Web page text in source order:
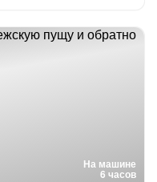
На машине
6 часов